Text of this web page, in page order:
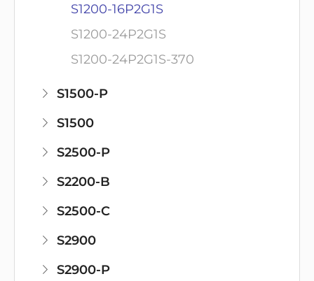
S1200-16P2G1S
S1200-24P2G1S
S1200-24P2G1S-370
S1500-P
S1500
S2500-P
S2200-B
S2500-C
S2900
S2900-P